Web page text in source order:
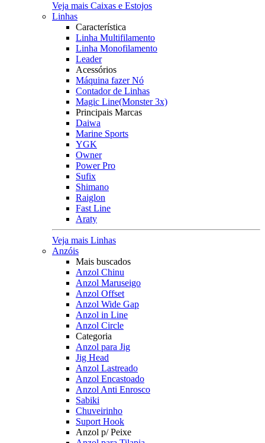
Veja mais Caixas e Estojos
Linhas
Característica
Linha Multifilamento
Linha Monofilamento
Leader
Acessórios
Máquina fazer Nó
Contador de Linhas
Magic Line(Monster 3x)
Principais Marcas
Daiwa
Marine Sports
YGK
Owner
Power Pro
Sufix
Shimano
Raiglon
Fast Line
Araty
Veja mais Linhas
Anzóis
Mais buscados
Anzol Chinu
Anzol Maruseigo
Anzol Offset
Anzol Wide Gap
Anzol in Line
Anzol Circle
Categoria
Anzol para Jig
Jig Head
Anzol Lastreado
Anzol Encastoado
Anzol Anti Enrosco
Sabiki
Chuveirinho
Suport Hook
Anzol p/ Peixe